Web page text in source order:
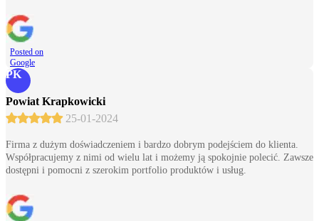
Posted on
Google
PK
Powiat Krapkowicki
25-01-2024
Firma z dużym doświadczeniem i bardzo dobrym podejściem do klienta.
Współpracujemy z nimi od wielu lat i możemy ją spokojnie polecić. Zawsze
dostępni i pomocni z szerokim portfolio produktów i usług.